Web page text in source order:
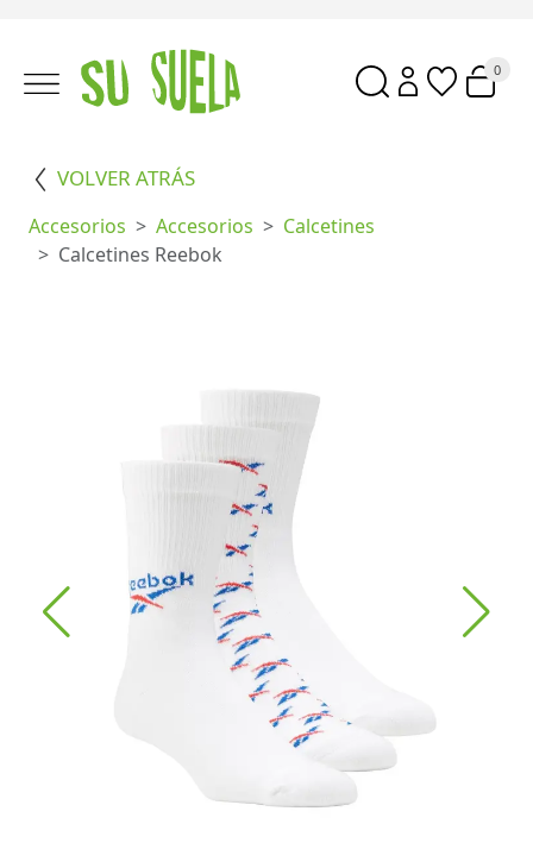
0
VOLVER ATRÁS
Accesorios Accesorios
Calcetines
Calcetines Reebok